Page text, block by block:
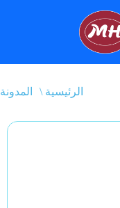
المدونة \ الرئيسية